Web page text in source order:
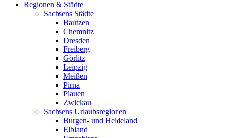
Regionen & Städte
Sachsens Städte
Bautzen
Chemnitz
Dresden
Freiberg
Görlitz
Leipzig
Meißen
Pirna
Plauen
Zwickau
Sachsens Urlaubsregionen
Burgen- und Heideland
Elbland